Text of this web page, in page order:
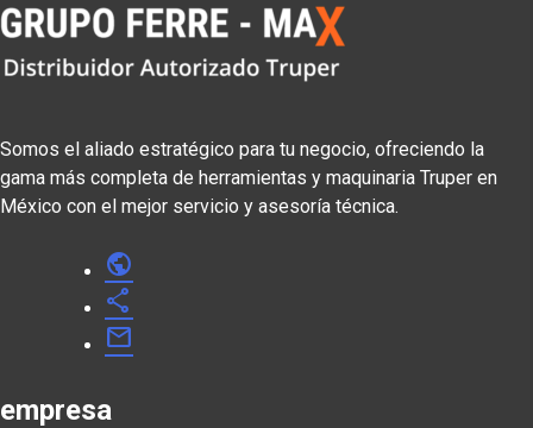
Somos el aliado estratégico para tu negocio, ofreciendo la
gama más completa de herramientas y maquinaria Truper en
México con el mejor servicio y asesoría técnica.
public
share
mail
empresa